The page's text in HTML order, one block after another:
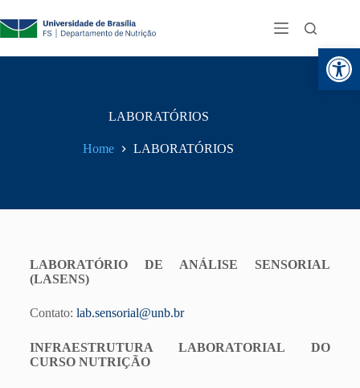
LABORATÓRIOS
Home LABORATÓRIOS
LABORATÓRIO DE ANÁLISE SENSORIAL
(LASENS)
Contato: lab.sensorial@unb.br
INFRAESTRUTURA LABORATORIAL DO
CURSO NUTRIÇÃO